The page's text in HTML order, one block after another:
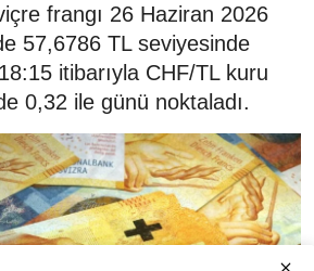
frangı 26 Haziran 2026
57,6786 TL seviyesinde
itibarıyla CHF/TL kuru
0,32 ile günü noktaladı.